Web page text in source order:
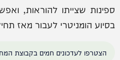
בסיוע הומניטרי לעבור מאז
הצטרפו לעדכונים חמים בקבוצת